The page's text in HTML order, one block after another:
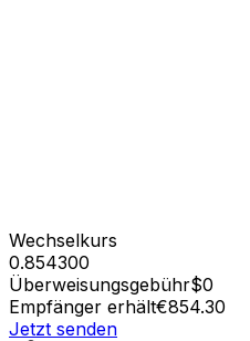
Wechselkurs
0.854300
Überweisungsgebühr$0
Empfänger erhält€854.30
Jetzt senden